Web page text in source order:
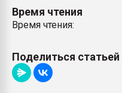
Время чтения
Время чтения:
Поделиться статьей